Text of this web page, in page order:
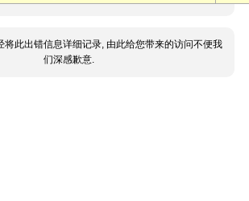
将此出错信息详细记录, 由此给您带来的访问不便我
们深感歉意.